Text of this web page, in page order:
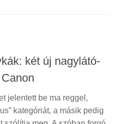
két új nagylátó-
jelentett be ma reggel,
kategóriát, a másik pedig